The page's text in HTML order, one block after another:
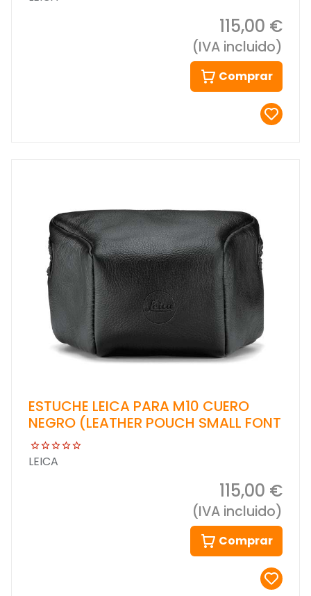
115,00 €
(IVA incluido)
Comprar
ESTUCHE LEICA PARA M10 CUERO
NEGRO (LEATHER POUCH SMALL FONT
LEICA
115,00 €
(IVA incluido)
Comprar